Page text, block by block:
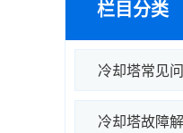
栏目分类
冷却塔常见
冷却塔故障